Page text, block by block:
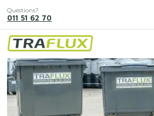
au
contenu
principal
Questions?
011 51 62 70
Image